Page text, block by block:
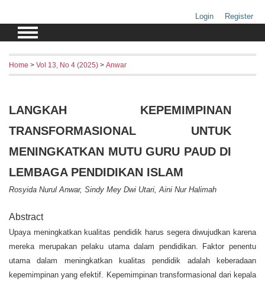
Login Register
Home > Vol 13, No 4 (2025) > Anwar
LANGKAH KEPEMIMPINAN
TRANSFORMASIONAL UNTUK
MENINGKATKAN MUTU GURU PAUD DI
LEMBAGA PENDIDIKAN ISLAM
Rosyida Nurul Anwar, Sindy Mey Dwi Utari, Aini Nur Halimah
Abstract
Upaya meningkatkan kualitas pendidik harus segera diwujudkan karena
mereka merupakan pelaku utama dalam pendidikan. Faktor penentu
utama dalam meningkatkan kualitas pendidik adalah keberadaan
kepemimpinan yang efektif. Kepemimpinan transformasional dari kepala